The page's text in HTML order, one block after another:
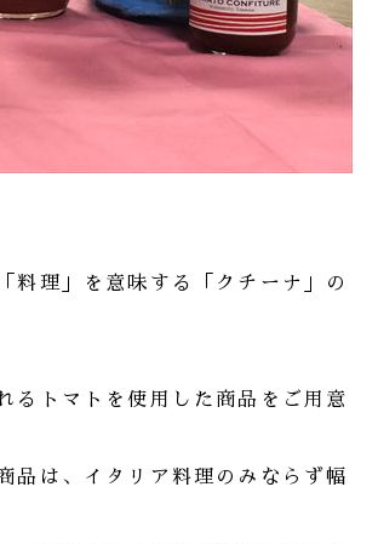
料理」を意味する「クチーナ」の
るトマトを使用した商品をご用意
品は、イタリア料理のみならず幅